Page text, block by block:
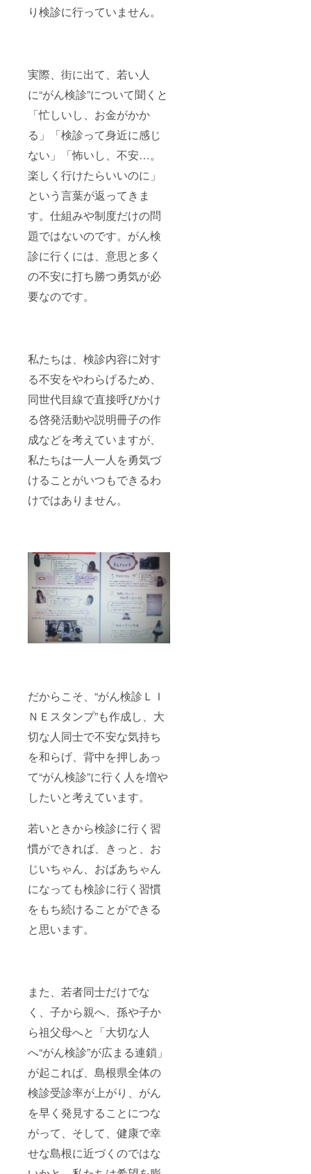
り検診に行っていません。
実際、街に出て、若い人
に“がん検診”について聞くと
「忙しいし、お金がかか
る」「検診って身近に感じ
ない」「怖いし、不安…。
楽しく行けたらいいのに」
という言葉が返ってきま
す。仕組みや制度だけの問
題ではないのです。がん検
診に行くには、意思と多く
の不安に打ち勝つ勇気が必
要なのです。
私たちは、検診内容に対す
る不安をやわらげるため、
同世代目線で直接呼びかけ
る啓発活動や説明冊子の作
成などを考えていますが、
私たちは一人一人を勇気づ
けることがいつもできるわ
けではありません。
だからこそ、“がん検診ＬＩ
ＮＥスタンプ”も作成し、大
切な人同士で不安な気持ち
を和らげ、背中を押しあっ
て“がん検診”に行く人を増や
したいと考えています。
若いときから検診に行く習
慣ができれば、きっと、お
じいちゃん、おばあちゃん
になっても検診に行く習慣
をもち続けることができる
と思います。
また、若者同士だけでな
く、子から親へ、孫や子か
ら祖父母へと「大切な人
へ“がん検診”が広まる連鎖」
が起これば、島根県全体の
検診受診率が上がり、がん
を早く発見することにつな
がって、そして、健康で幸
せな島根に近づくのではな